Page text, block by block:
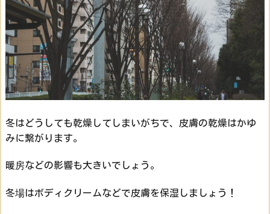
冬はどうしても乾燥してしまいがちで、皮膚の乾燥はかゆ
みに繋がります。
暖房などの影響も大きいでしょう。
冬場はボディクリームなどで皮膚を保湿しましょう！